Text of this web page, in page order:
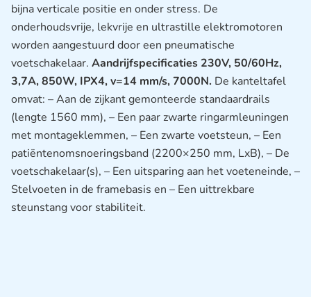
bijna verticale positie en onder stress. De
onderhoudsvrije, lekvrije en ultrastille elektromotoren
worden aangestuurd door een pneumatische
voetschakelaar. Aandrijfspecificaties 230V, 50/60Hz,
3,7A, 850W, IPX4, v=14 mm/s, 7000N. De kanteltafel
omvat: – Aan de zijkant gemonteerde standaardrails
(lengte 1560 mm), – Een paar zwarte ringarmleuningen
met montageklemmen, – Een zwarte voetsteun, – Een
patiëntenomsnoeringsband (2200×250 mm, LxB), – De
voetschakelaar(s), – Een uitsparing aan het voeteneinde, –
Stelvoeten in de framebasis en – Een uittrekbare
steunstang voor stabiliteit.